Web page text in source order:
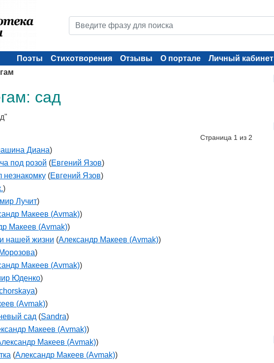
Поэты Стихотворения Отзывы О портале
Личный кабинет
сад
Страница 1 из 2
Диана)
под розой (Евгений Язов)
незнакомку (Евгений Язов)
)
Лучит)
Макеев (Avmak))
Макеев (Avmak))
нашей жизни (Александр Макеев (Avmak))
)
Макеев (Avmak))
Юденко)
)
(Avmak))
сад (Sandra)
Макеев (Avmak))
Макеев (Avmak))
(Александр Макеев (Avmak))